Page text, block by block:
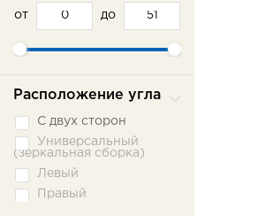
Синий
от до
Расположение угла
С двух сторон
Универсальный
(зеркальная сборка)
Левый
Правый